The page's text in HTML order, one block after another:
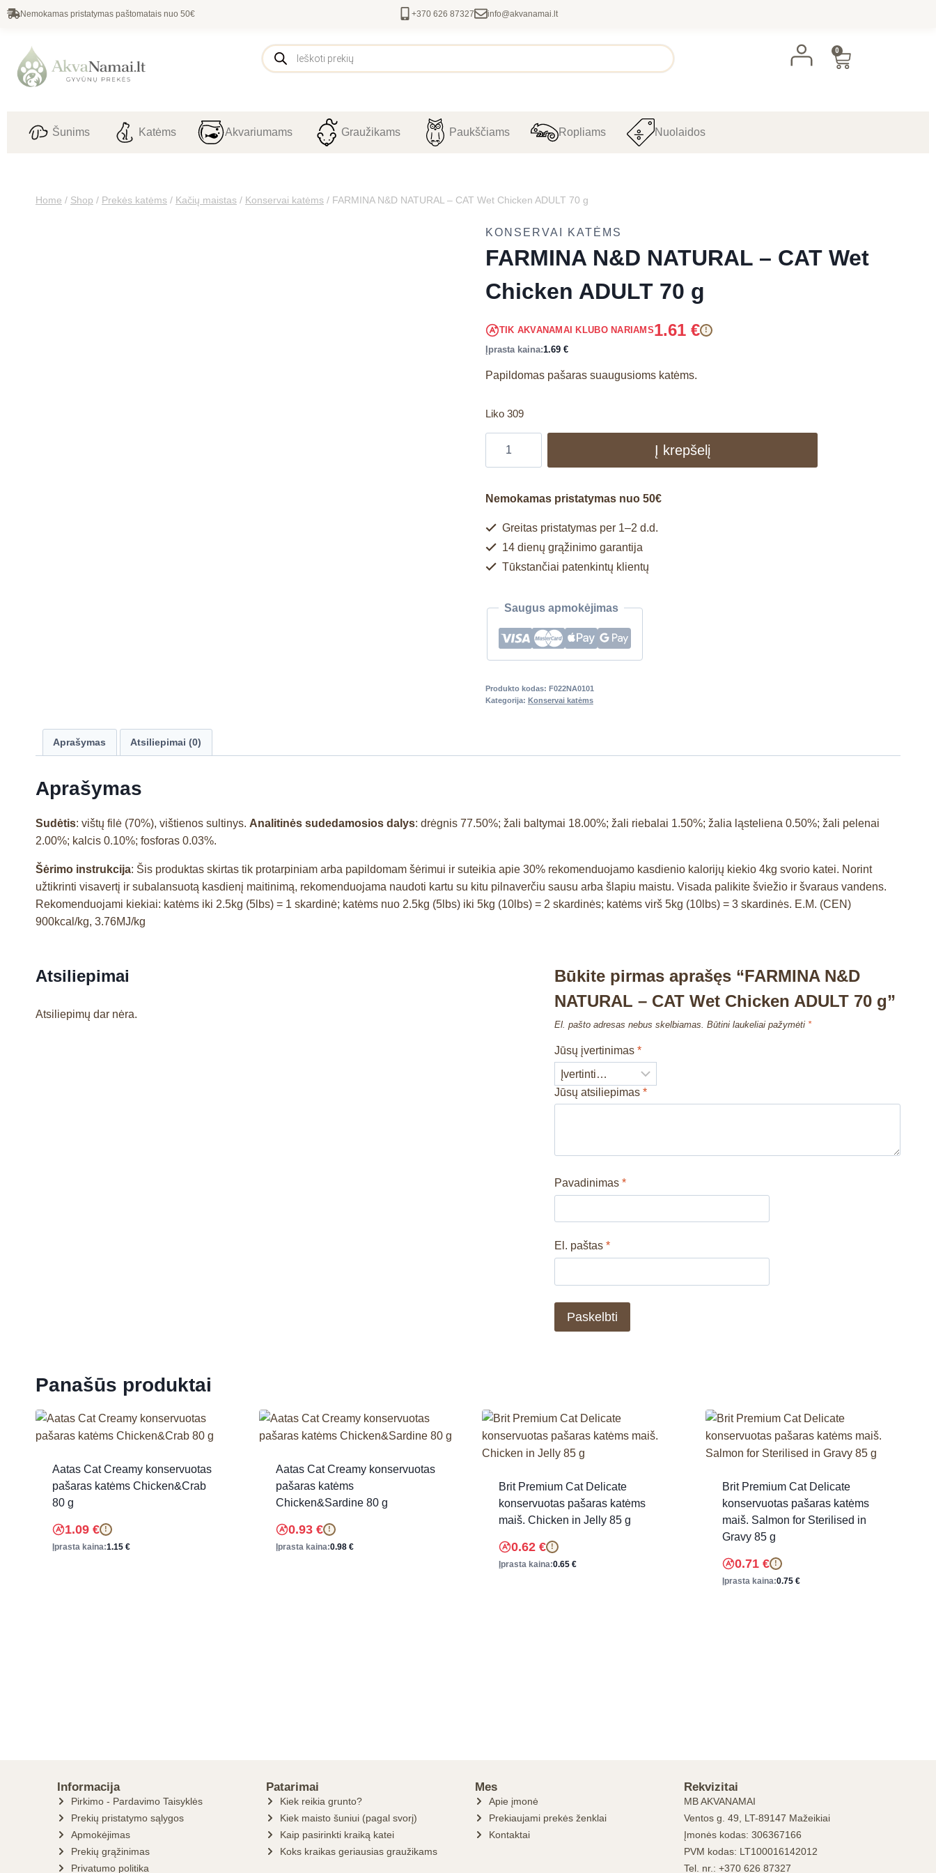
Nemokamas pristatymas paštomatais nuo 50€ +370 626 87327 info@akvanamai.lt
0
Šunims Katėms Akvariumams Graužikams Paukščiams Ropliams Nuolaidos
Home / Shop / Prekės katėms / Kačių maistas / Konservai katėms / FARMINA N&D NATURAL – CAT Wet Chicken ADULT 70 g
KONSERVAI KATĖMS
FARMINA N&D NATURAL – CAT Wet
Chicken ADULT 70 g
TIK AKVANAMAI KLUBO NARIAMS1.61 € !
Įprasta kaina:1.69 €
Papildomas pašaras suaugusioms katėms.
Liko 309
Į krepšelį
Nemokamas pristatymas nuo 50€
Greitas pristatymas per 1–2 d.d.
14 dienų grąžinimo garantija
Tūkstančiai patenkintų klientų
Saugus apmokėjimas
Produkto kodas: F022NA0101
Kategorija: Konservai katėms
Aprašymas Atsiliepimai (0)
Aprašymas
Sudėtis: vištų filė (70%), vištienos sultinys. Analitinės sudedamosios dalys: drėgnis 77.50%; žali baltymai 18.00%; žali riebalai 1.50%; žalia ląsteliena 0.50%; žali pelenai
2.00%; kalcis 0.10%; fosforas 0.03%.
Šėrimo instrukcija: Šis produktas skirtas tik protarpiniam arba papildomam šėrimui ir suteikia apie 30% rekomenduojamo kasdienio kalorijų kiekio 4kg svorio katei. Norint
užtikrinti visavertį ir subalansuotą kasdienį maitinimą, rekomenduojama naudoti kartu su kitu pilnaverčiu sausu arba šlapiu maistu. Visada palikite šviežio ir švaraus vandens.
Rekomenduojami kiekiai: katėms iki 2.5kg (5lbs) = 1 skardinė; katėms nuo 2.5kg (5lbs) iki 5kg (10lbs) = 2 skardinės; katėms virš 5kg (10lbs) = 3 skardinės. E.M. (CEN)
900kcal/kg, 3.76MJ/kg
Atsiliepimai
Atsiliepimų dar nėra.
Būkite pirmas aprašęs “FARMINA N&D
NATURAL – CAT Wet Chicken ADULT 70 g”
El. pašto adresas nebus skelbiamas. Būtini laukeliai pažymėti *
Jūsų įvertinimas*
Jūsų atsiliepimas*
Pavadinimas*
El. paštas*
Panašūs produktai
Aatas Cat Creamy konservuotas
pašaras katėms Chicken&Crab
80 g
1.09 € !
Įprasta kaina:1.15 €
Aatas Cat Creamy konservuotas
pašaras katėms
Chicken&Sardine 80 g
0.93 € !
Įprasta kaina:0.98 €
Brit Premium Cat Delicate
konservuotas pašaras katėms
maiš. Chicken in Jelly 85 g
0.62 € !
Įprasta kaina:0.65 €
Brit Premium Cat Delicate
konservuotas pašaras katėms
maiš. Salmon for Sterilised in
Gravy 85 g
0.71 € !
Įprasta kaina:0.75 €
Informacija
Pirkimo - Pardavimo Taisyklės
Prekių pristatymo sąlygos
Apmokėjimas
Prekių grąžinimas
Privatumo politika
Patarimai
Kiek reikia grunto?
Kiek maisto šuniui (pagal svorį)
Kaip pasirinkti kraiką katei
Koks kraikas geriausias graužikams
Mes
Apie įmonė
Prekiaujami prekės ženklai
Kontaktai
Rekvizitai
MB AKVANAMAI
Ventos g. 49, LT-89147 Mažeikiai
Įmonės kodas: 306367166
PVM kodas: LT100016142012
Tel. nr.: +370 626 87327